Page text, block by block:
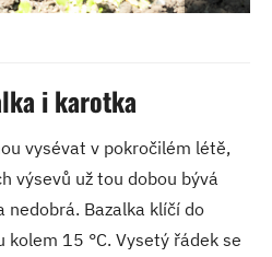
i karotka
vysévat v pokročilém létě,
výsevů už tou dobou bývá
nedobrá. Bazalka klíčí do
15 °C. Vysetý řádek se